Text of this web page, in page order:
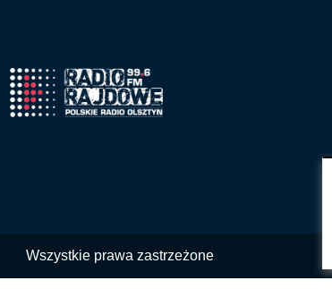
Wszystkie prawa zastrzeżone